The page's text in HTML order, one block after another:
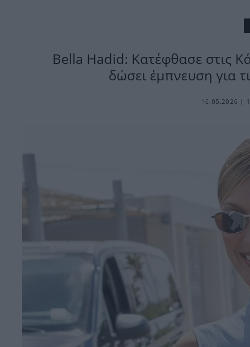
Βella Hadid: Κατέφθασε στις
δώσει έμπνευση για
16.05.2026 |